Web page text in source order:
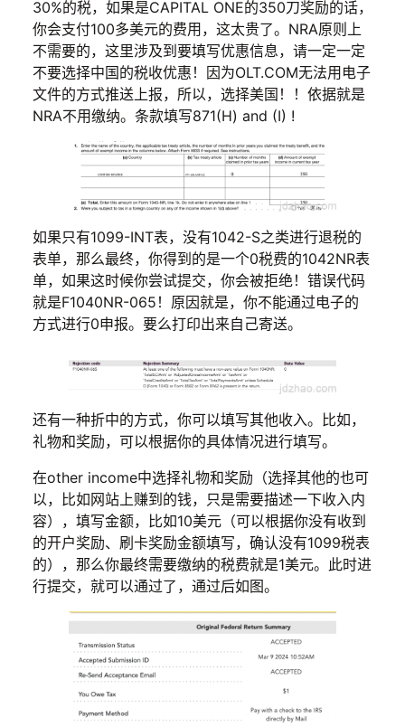
30%的税，如果是CAPITAL ONE的350刀奖励的话，
你会支付100多美元的费用，这太贵了。NRA原则上
不需要的，这里涉及到要填写优惠信息，请一定一定
不要选择中国的税收优惠！因为OLT.COM无法用电子
文件的方式推送上报，所以，选择美国！！依据就是
NRA不用缴纳。条款填写871(H) and (I) !
如果只有1099-INT表，没有1042-S之类进行退税的
表单，那么最终，你得到的是一个0税费的1042NR表
单，如果这时候你尝试提交，你会被拒绝！错误代码
就是F1040NR-065！原因就是，你不能通过电子的
方式进行0申报。要么打印出来自己寄送。
还有一种折中的方式，你可以填写其他收入。比如，
礼物和奖励，可以根据你的具体情况进行填写。
在other income中选择礼物和奖励（选择其他的也可
以，比如网站上赚到的钱，只是需要描述一下收入内
容），填写金额，比如10美元（可以根据你没有收到
的开户奖励、刷卡奖励金额填写，确认没有1099税表
的），那么你最终需要缴纳的税费就是1美元。此时进
行提交，就可以通过了，通过后如图。